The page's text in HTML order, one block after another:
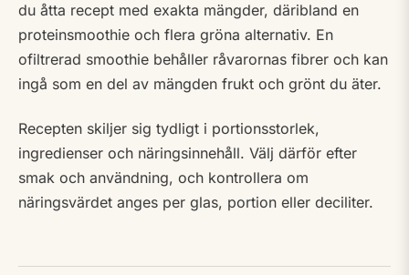
du åtta recept med exakta mängder, däribland en
proteinsmoothie och flera gröna alternativ. En
ofiltrerad smoothie behåller råvarornas fibrer och kan
ingå som en del av mängden frukt och grönt du äter.
Recepten skiljer sig tydligt i portionsstorlek,
ingredienser och näringsinnehåll. Välj därför efter
smak och användning, och kontrollera om
näringsvärdet anges per glas, portion eller deciliter.